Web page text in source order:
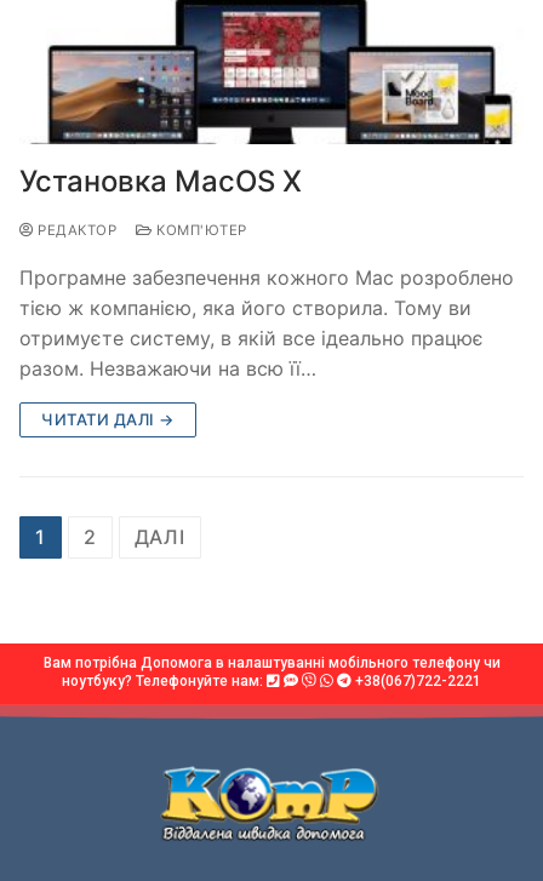
Установка MacOS X
РЕДАКТОР КОМП'ЮТЕР
Програмне забезпечення кожного Mac розроблено
тією ж компанією, яка його створила. Тому ви
отримуєте систему, в якій все ідеально працює
разом. Незважаючи на всю її…
ЧИТАТИ ДАЛІ →
1 2 ДАЛІ
Вам потрібна Допомога в налаштуванні мобільного телефону чи
ноутбуку? Телефонуйте нам:
+38(067)722-2221